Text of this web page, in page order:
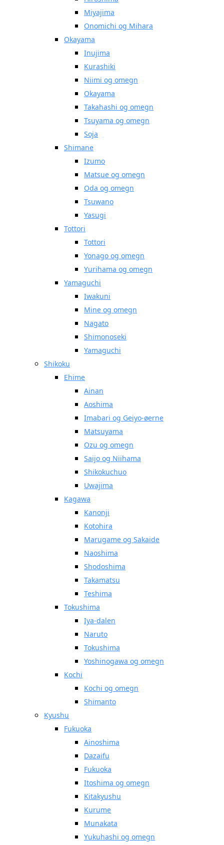
Miyajima
Onomichi og Mihara
Okayama
Inujima
Kurashiki
Niimi og omegn
Okayama
Takahashi og omegn
Tsuyama og omegn
Soja
Shimane
Izumo
Matsue og omegn
Oda og omegn
Tsuwano
Yasugi
Tottori
Tottori
Yonago og omegn
Yurihama og omegn
Yamaguchi
Iwakuni
Mine og omegn
Nagato
Shimonoseki
Yamaguchi
Shikoku
Ehime
Ainan
Aoshima
Imabari og Geiyo-øerne
Matsuyama
Ozu og omegn
Saijo og Niihama
Shikokuchuo
Uwajima
Kagawa
Kanonji
Kotohira
Marugame og Sakaide
Naoshima
Shodoshima
Takamatsu
Teshima
Tokushima
Iya-dalen
Naruto
Tokushima
Yoshinogawa og omegn
Kochi
Kochi og omegn
Shimanto
Kyushu
Fukuoka
Ainoshima
Dazaifu
Fukuoka
Itoshima og omegn
Kitakyushu
Kurume
Munakata
Yukuhashi og omegn